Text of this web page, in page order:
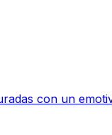
con un